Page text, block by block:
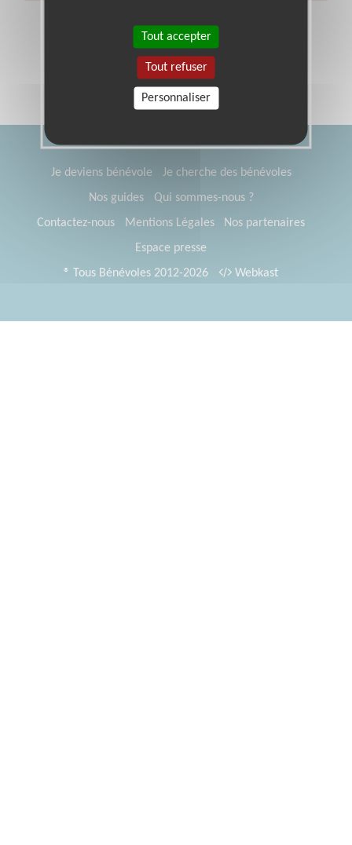
Je deviens bénévole
Je cherche des bénévoles
Nos guides
Qui sommes-nous ?
Contactez-nous
Mentions Légales
Nos partenaires
Espace presse
® Tous Bénévoles 2012-2026
Webkast
Tout accepter
Tout refuser
Personnaliser